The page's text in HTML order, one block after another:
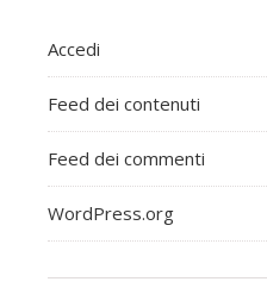
Accedi
Feed dei contenuti
Feed dei commenti
WordPress.org